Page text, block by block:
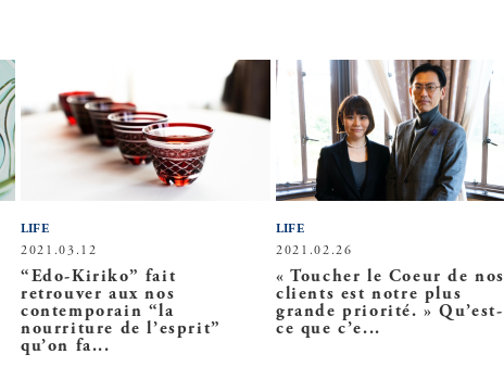
2021.03.12
“Edo-Kiriko” fait
retrouver aux nos
contemporain “la
nourriture de l’esprit”
qu’on fa...
LIFE
2021.02.26
« Toucher le Coeur de nos
clients est notre plus
grande priorité. » Qu’est-
ce que c’e...
LIFE